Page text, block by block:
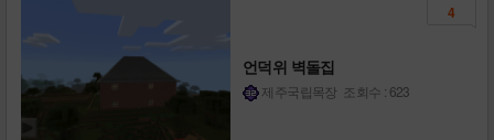
언덕위 벽돌집
제주국립목장 조회수 : 623
4